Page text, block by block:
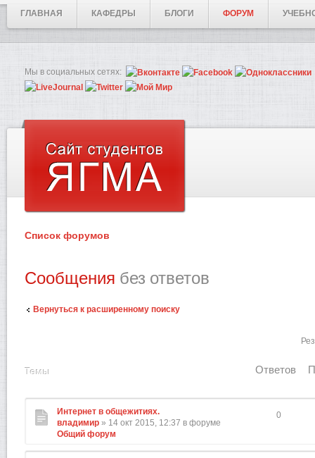
ГЛАВНАЯ КАФЕДРЫ БЛОГИ ФОРУМ
Мы в социальных сетях:
Список форумов
Сообщения без ответов
Вернуться к расширенному поиску
Темы Ответов
Интернет в общежитиях.
владимир » 14 окт 2015, 12:37 в форуме
Общий форум
0